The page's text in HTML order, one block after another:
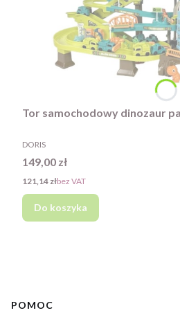
Tor samochodowy dinozaur
PRODUCENT
DORIS
Cena
149,00 zł
Cena
121,14 złbez VAT
Do koszyka
Linki w stopce
POMOC